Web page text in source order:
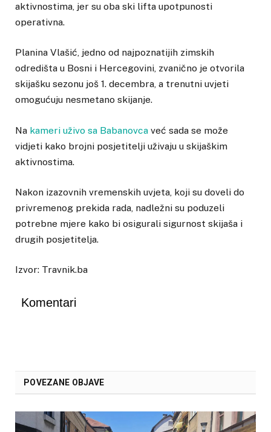
aktivnostima, jer su oba ski lifta upotpunosti
operativna.
Planina Vlašić, jedno od najpoznatijih zimskih
odredišta u Bosni i Hercegovini, zvanično je otvorila
skijašku sezonu još 1. decembra, a trenutni uvjeti
omogućuju nesmetano skijanje.
Na kameri uživo sa Babanovca već sada se može
vidjeti kako brojni posjetitelji uživaju u skijaškim
aktivnostima.
Nakon izazovnih vremenskih uvjeta, koji su doveli do
privremenog prekida rada, nadležni su poduzeli
potrebne mjere kako bi osigurali sigurnost skijaša i
drugih posjetitelja.
Izvor: Travnik.ba
Komentari
POVEZANE OBJAVE